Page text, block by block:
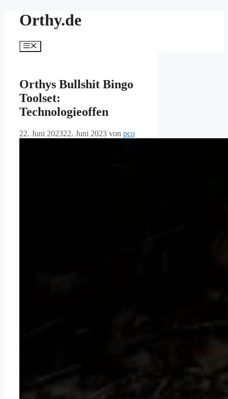
InhaltOrthy.de
Menü
Orthys Bullshit Bingo
Toolset:
Technologieoffen
22. Juni 202322. Juni 2023 von pco